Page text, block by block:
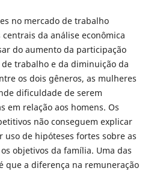
no mercado de trabalho
da análise econômica
do aumento da participação
trabalho e da diminuição da
os dois gêneros, as mulheres
dificuldade de serem
em relação aos homens. Os
não conseguem explicar
uso de hipóteses fortes sobre as
objetivos da família. Uma das
que a diferença na remuneração